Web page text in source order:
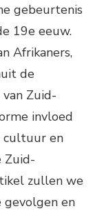
gebeurtenis
19e eeuw.
Afrikaners,
de
Zuid-
invloed
cultuur en
Zuid-
zullen we
gevolgen en